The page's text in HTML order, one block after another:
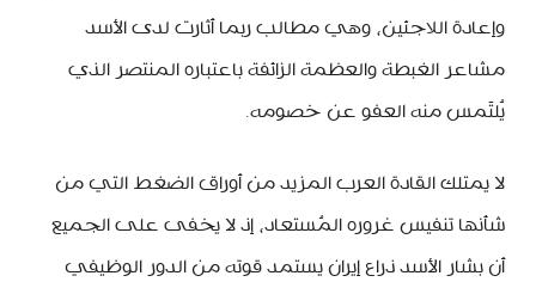
وإعادة اللاجئين، وهي مطالب ربما أثارت لدى الأسد
مشاعر الغبطة والعظمة الزائفة باعتباره المنتصر الذي
يُلتَمس منه العفو عن خصومه.
لا يمتلك القادة العرب المزيد من أوراق الضغط التي من
شأنها تنفيس غروره المُستعاد، إذ لا يخفى على الجميع
أن بشار الأسد ذراع إيران يستمد قوته من الدور الوظيفي